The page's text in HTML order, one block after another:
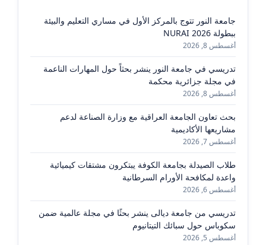
جامعة النور تتوج بالمركز الأول في مساري التعليم والبيئة
ببطولة NURAI 2026
أغسطس 8, 2026
تدريسي في جامعة النور ينشر بحثاً حول المهارات الناعمة
في مجلة جزائرية محكمة
أغسطس 8, 2026
بحث تعاون الجامعة العراقية مع وزارة الصناعة لدعم
مشاريعها الأكاديمية
أغسطس 7, 2026
طلاب الصيدلة بجامعة الكوفة يبتكرون مشتقات كيميائية
واعدة لمكافحة الأورام السرطانية
أغسطس 6, 2026
تدريسي من جامعة ديالى ينشر بحثًا في مجلة عالمية ضمن
سكوباس حول سبائك التيتانيوم
أغسطس 5, 2026